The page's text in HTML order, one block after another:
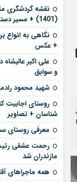
رمز عبور
مرا به خاطر بسپار
۱۳۳۱
نقشه گردشگری
(1401) + مسیر دسترسی
نگاهی به انواع
+ عکس
علی‌ اکبر
و سوابق
شهید محمود
روستای اجابیت
شناسان + تصاویر
معرفی روستای
رحمت عشقی
مازندران شد
همه ماجراهای